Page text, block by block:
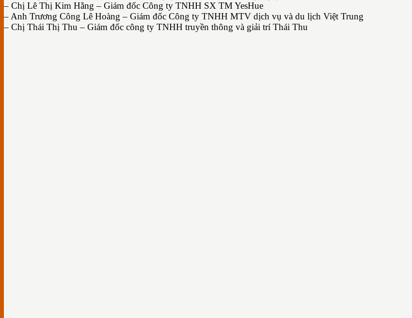
– Chị Lê Thị Kim Hằng – Giám đốc Công ty TNHH SX TM YesHue
– Anh Trương Công Lê Hoàng – Giám đốc Công ty TNHH MTV dịch vụ và du lịch Việt Trung
– Chị Thái Thị Thu – Giám đốc công ty TNHH truyền thông và giải trí Thái Thu